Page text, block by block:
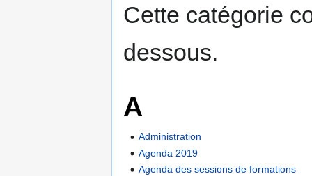
Cette catégorie
dessous.
A
Administration
Agenda 2019
Agenda des sessions de formations